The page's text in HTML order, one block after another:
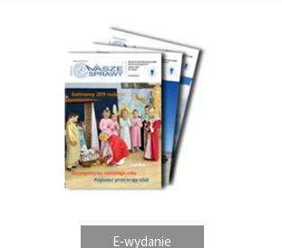
E-wydanie